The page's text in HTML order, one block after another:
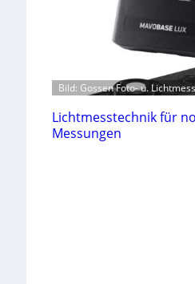
Bild: Gossen Foto- u.
Lichtmesstechnik für
Messungen